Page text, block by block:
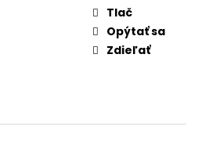
Tlač
Opýtať sa
Zdieľať